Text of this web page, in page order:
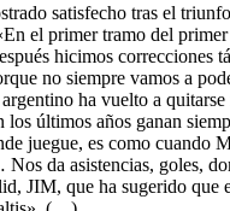
satisfecho tras el
el primer tramo del
hicimos correcciones
no siempre vamos a
ha vuelto a
últimos años ganan
juegue, es como
da asistencias, goles,
JIM, que ha sugerido